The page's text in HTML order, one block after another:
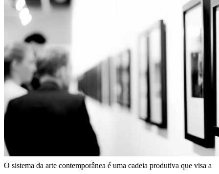
O sistema da arte contemporânea é uma cadeia produtiva que visa a